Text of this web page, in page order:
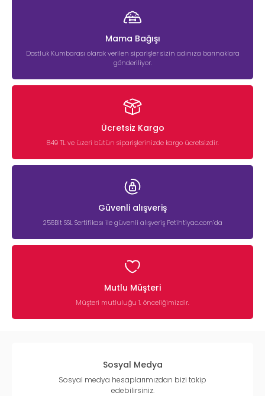
Mama Bağışı
Dostluk Kumbarası olarak verilen siparişler sizin adınıza barınaklara
gönderiliyor.
Ücretsiz Kargo
849 TL ve üzeri bütün siparişlerinizde kargo ücretsizdir.
Güvenli alışveriş
256Bit SSL Sertifikası ile güvenli alışveriş Petihtiyac.com’da
Mutlu Müşteri
Müşteri mutluluğu 1. önceliğimizdir.
Sosyal Medya
Sosyal medya hesaplarımızdan bizi takip
edebilirsiniz.